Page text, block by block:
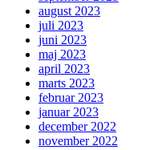
august 2023
juli 2023
juni 2023
maj 2023
april 2023
marts 2023
februar 2023
januar 2023
december 2022
november 2022